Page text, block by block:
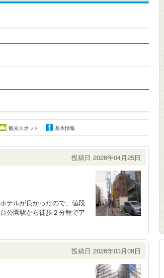
観光スポット 基本情報
投稿日 2026年04月25日
テルが良かったので、値段
公園駅から徒歩２分程でア
投稿日 2026年03月08日